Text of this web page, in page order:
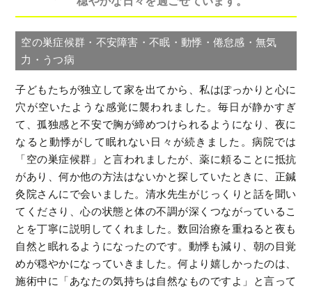
空の巣症候群・不安障害・不眠・動悸・倦怠感・無気
力・うつ病
子どもたちが独立して家を出てから、私はぽっかりと心に
穴が空いたような感覚に襲われました。毎日が静かすぎ
て、孤独感と不安で胸が締めつけられるようになり、夜に
なると動悸がして眠れない日々が続きました。病院では
「空の巣症候群」と言われましたが、薬に頼ることに抵抗
があり、何か他の方法はないかと探していたときに、正鍼
灸院さんにで会いました。清水先生がじっくりと話を聞い
てくださり、心の状態と体の不調が深くつながっているこ
とを丁寧に説明してくれました。数回治療を重ねると夜も
自然と眠れるようになったのです。動悸も減り、朝の目覚
めが穏やかになっていきました。何より嬉しかったのは、
施術中に「あなたの気持ちは自然なものですよ」と言って